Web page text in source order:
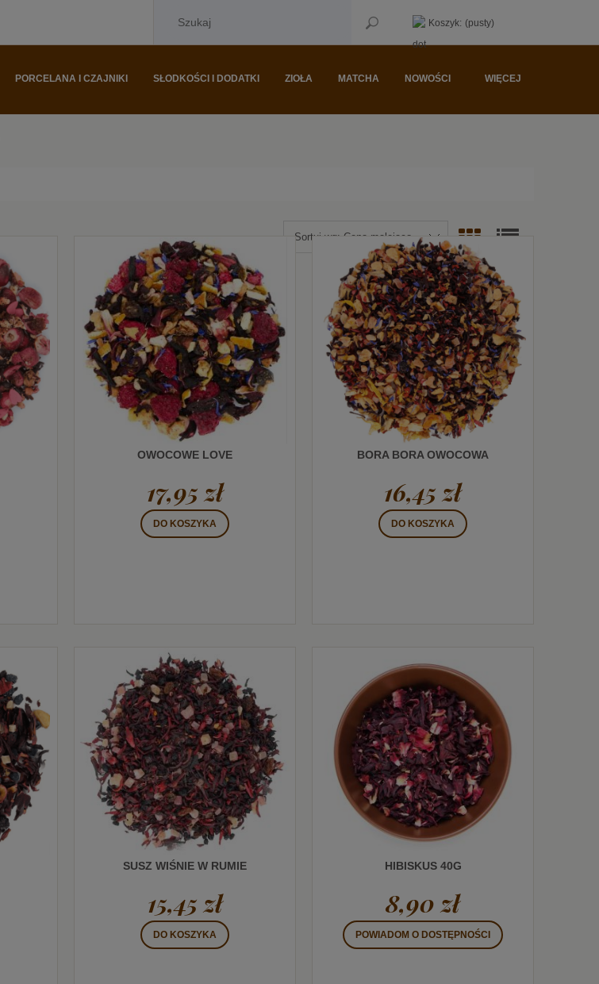
Koszyk: (pusty)
PORCELANA I CZAJNIKI SŁODKOŚCI I DODATKI ZIOŁA MATCHA NOWOŚCI WIĘCEJ
Sortuj wg: Cena malejąco
OWOCOWE LOVE
17,95 zł
DO KOSZYKA
BORA BORA OWOCOWA
16,45 zł
DO KOSZYKA
SUSZ WIŚNIE W RUMIE
15,45 zł
DO KOSZYKA
HIBISKUS 40G
8,90 zł
POWIADOM O DOSTĘPNOŚCI